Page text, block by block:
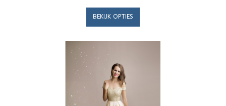
BEKIJK OPTIES